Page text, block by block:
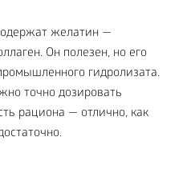
желатин —
Он полезен, но его
гидролизата.
точно дозировать
рациона — отлично, как